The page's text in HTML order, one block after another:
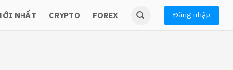
NHẤT CRYPTO FOREX Đăng nhập